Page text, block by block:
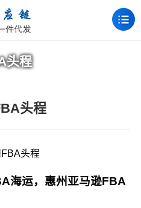
头程
头程
海运，惠州亚马逊FBA